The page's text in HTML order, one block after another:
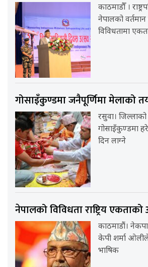
काठमाडौँ ।
नेपालको
विविधतामा
गोसाइँकुण्डमा जनैपूर्णिमा मेलाको
रसुवा। जिल्लाको
गोसाइँकुण्डमा
दिन लाग्ने
नेपालको विविधता राष्ट्रिय
काठमाडौं।
केपी शर्मा
भाषिक